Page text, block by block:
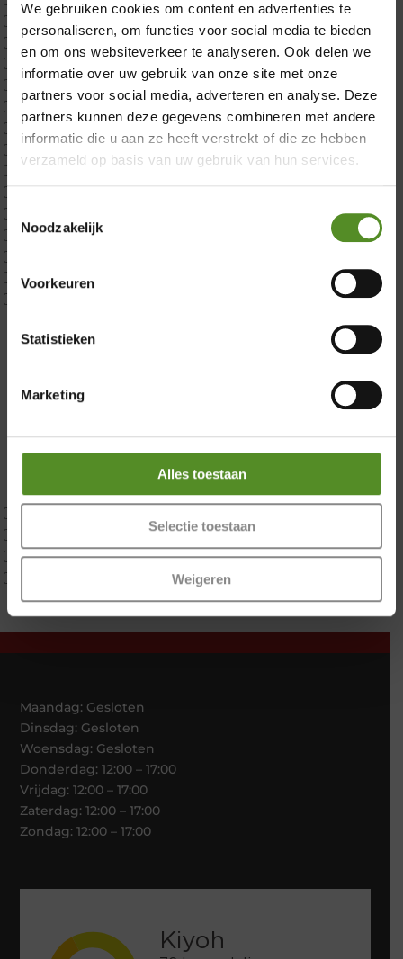
We gebruiken cookies om content en advertenties te
personaliseren, om functies voor social media te bieden
en om ons websiteverkeer te analyseren. Ook delen we
informatie over uw gebruik van onze site met onze
partners voor social media, adverteren en analyse. Deze
partners kunnen deze gegevens combineren met andere
informatie die u aan ze heeft verstrekt of die ze hebben
verzameld op basis van uw gebruik van hun services.
Toestemmingsselectie
Noodzakelijk
Voorkeuren
Statistieken
Marketing
Alles toestaan
Selectie toestaan
Weigeren
Custom
CustomBoxspring
ErkendMatras 2 Pers
ErkendMatras twijfelaar product
Matrassen
P650 1 pers
P650 Twijfelaar
1 persoon
Twijfelaar
Koudschuim
Traagschuim
Tweepersoons 1 kern product
Tweepersoons 2 kernen
Webshop Only Collectie
Maandag: Gesloten
Dinsdag: Gesloten
Woensdag: Gesloten
Donderdag: 12:00 – 17:00
Vrijdag: 12:00 – 17:00
Zaterdag: 12:00 – 17:00
Zondag: 12:00 – 17:00
Donderdag 12:00 – 17:00
Zaterdag 12:00 – 17:00
×